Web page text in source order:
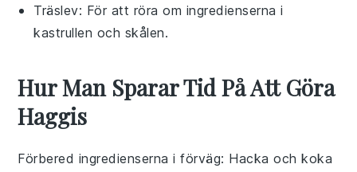
Träslev: För att röra om ingredienserna i
kastrullen och skålen.
Hur Man Sparar Tid På Att Göra
Haggis
Förbered ingredienserna i förväg: Hacka och koka